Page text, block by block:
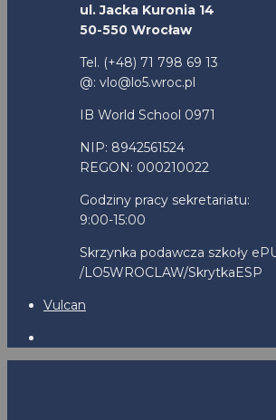
ul. Jacka Kuronia 14
50-550 Wrocław
Tel. (+48) 71 798 69 13
@: vlo@lo5.wroc.pl
IB World School 0971
NIP: 8942561524
REGON: 000210022
Godziny pracy sekretariatu:
9:00-15:00
Skrzynka podawcza szkoły
/LO5WROCLAW/SkrytkaESP
Vulcan